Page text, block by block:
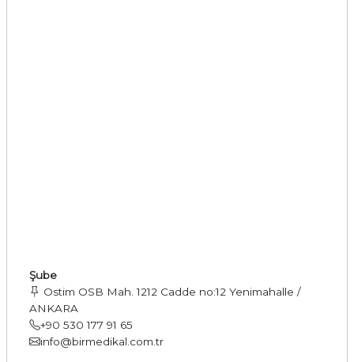
Şube
Ostim OSB Mah. 1212 Cadde no:12 Yenimahalle /
ANKARA
+90 530 177 91 65
info@birmedikal.com.tr